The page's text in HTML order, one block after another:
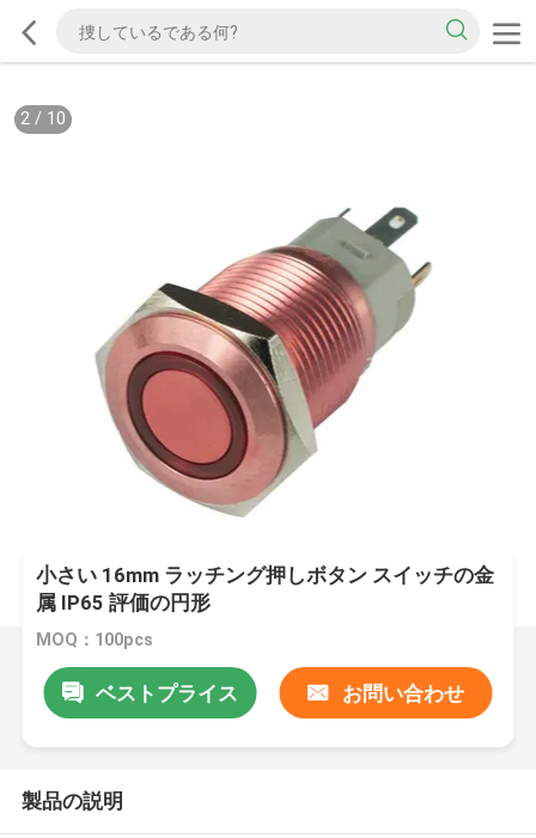
2/ 10
小さい 16mm ラッチング押しボタン スイッチの金
属 IP65 評価の円形
MOQ：100pcs
ベストプライス お問い合わせ
製品の説明